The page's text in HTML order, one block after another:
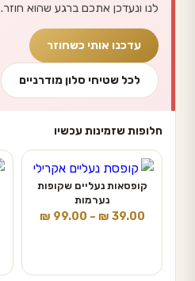
לנו ונעדכן אתכם ברגע שהוא חוזר.
עדכנו אותי כשחוזר
לכל שטיחי סלון מודרניים
חלופות שזמינות עכשיו
קופסאות נעליים שקופות
נערמות
₪ 39.00
–
₪ 99.00
טווח
עד